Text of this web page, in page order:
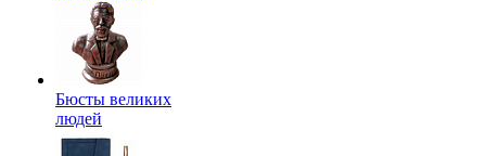
Бюсты великих
людей